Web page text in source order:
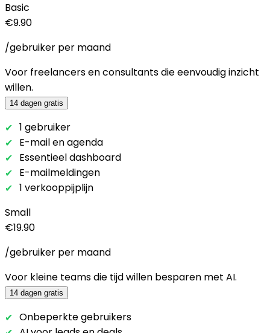
Basic
€9.90
/gebruiker per maand
Voor freelancers en consultants die eenvoudig inzicht
willen.
14 dagen gratis
1 gebruiker
E-mail en agenda
Essentieel dashboard
E-mailmeldingen
1 verkooppijplijn
Small
€19.90
/gebruiker per maand
Voor kleine teams die tijd willen besparen met AI.
14 dagen gratis
Onbeperkte gebruikers